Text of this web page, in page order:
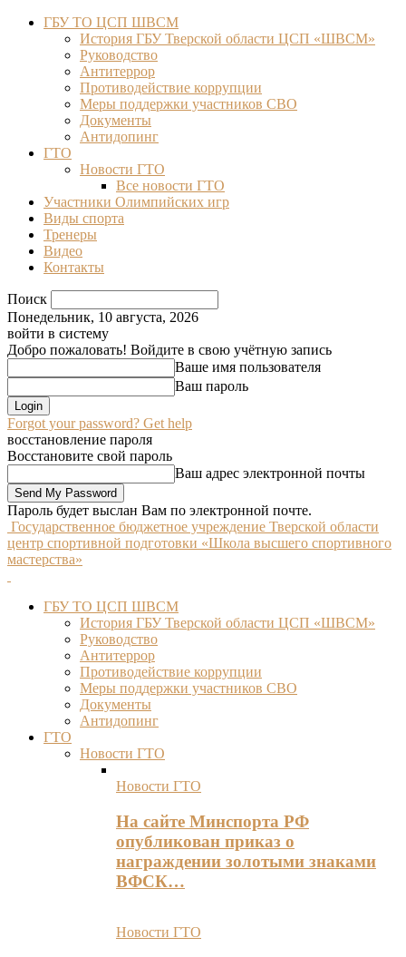
ГБУ ТО ЦСП ШВСМ
История ГБУ Тверской области ЦСП «ШВСМ»
Руководство
Антитеррор
Противодействие коррупции
Меры поддержки участников СВО
Документы
Антидопинг
ГТО
Новости ГТО
Все новости ГТО
Участники Олимпийских игр
Виды спорта
Тренеры
Видео
Контакты
Поиск
Понедельник, 10 августа, 2026
войти в систему
Добро пожаловать! Войдите в свою учётную запись
Ваше имя пользователя
Ваш пароль
Forgot your password? Get help
восстановление пароля
Восстановите свой пароль
Ваш адрес электронной почты
Пароль будет выслан Вам по электронной почте.
Государственное бюджетное учреждение Тверской области
центр спортивной подготовки «Школа высшего спортивного
мастерства»
ГБУ ТО ЦСП ШВСМ
История ГБУ Тверской области ЦСП «ШВСМ»
Руководство
Антитеррор
Противодействие коррупции
Меры поддержки участников СВО
Документы
Антидопинг
ГТО
Новости ГТО
Новости ГТО
На сайте Минспорта РФ
опубликован приказ о
награждении золотыми знаками
ВФСК…
Новости ГТО